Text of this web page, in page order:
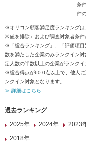
条
件
※オリコン顧客満足度ランキングは
常値を排除）および調査対象者条件
※「総合ランキング」、「評価項目
数を満たした企業のみランクイン
定人数の半数以上の企業がランクイ
※総合得点が60.0点以上で、他人に
ンクイン対象となります。
≫ 詳細はこちら
過去ランキング
2025年
2024年 2023
2018年